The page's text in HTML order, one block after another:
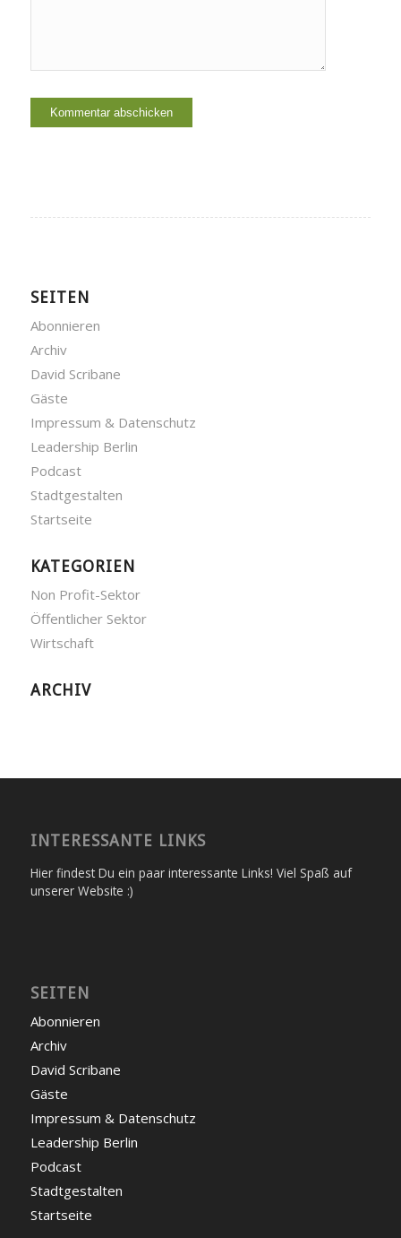
SEITEN
Abonnieren
Archiv
David Scribane
Gäste
Impressum & Datenschutz
Leadership Berlin
Podcast
Stadtgestalten
Startseite
KATEGORIEN
Non Profit-Sektor
Öffentlicher Sektor
Wirtschaft
ARCHIV
INTERESSANTE LINKS
Hier findest Du ein paar interessante Links! Viel Spaß auf
unserer Website :)
SEITEN
Abonnieren
Archiv
David Scribane
Gäste
Impressum & Datenschutz
Leadership Berlin
Podcast
Stadtgestalten
Startseite